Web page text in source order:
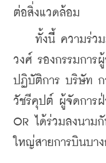
ต่อสิ่งแวดล้อม
ทั้งนีี้ ความร่วมมื
วงศ์ รองกรรมการ
ปฏิบัติการ บริษัท ก
วัชรีคุปต์ ผู้จัดการฝ่
OR ได้ร่วมลงนาม
ใหญ่สายการบินบา